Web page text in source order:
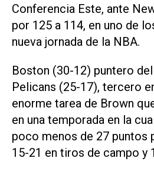
Conferencia Este, ante
por 125 a 114, en uno de
nueva jornada de la NBA.
Boston (30-12) puntero
Pelicans (25-17), tercero
enorme tarea de Brown
en una temporada en la
poco menos de 27 puntos
15-21 en tiros de campo y